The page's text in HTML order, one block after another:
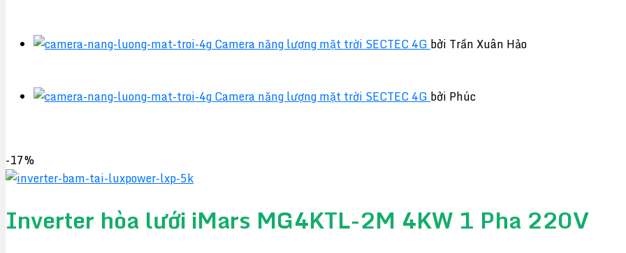
Camera năng lượng mặt trời SECTEC 4G bởi Trần Xuân Hảo
Camera năng lượng mặt trời SECTEC 4G bởi Phúc
-17%
Inverter hòa lưới iMars MG4KTL-2M 4KW 1 Pha 220V